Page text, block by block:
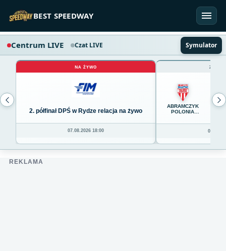
BEST SPEEDWAY
Centrum LIVE Czat LIVE Symulator
NA ŻYWO
2. półfinał DPŚ w Rydze relacja na żywo
07.08.2026 18:00
ABRAMCZYK
POLONIA
65
REKLAMA